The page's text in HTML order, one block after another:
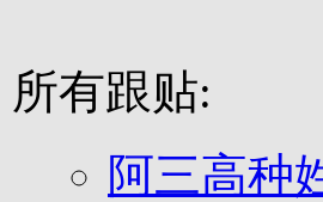
所有跟贴:
阿三高种